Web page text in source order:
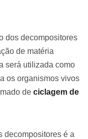
dos decompositores
de matéria
será utilizada como
os organismos vivos
de ciclagem de
decompositores é a